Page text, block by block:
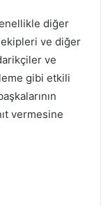
diğer
ve diğer
ve
gibi etkili
vermesine